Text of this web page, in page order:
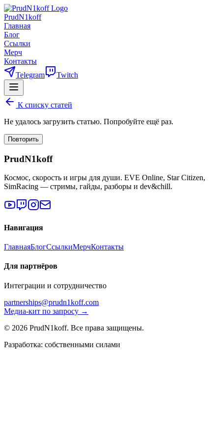
PrudN1koff
Главная
Блог
Ссылки
Мерч
Контакты
Telegram
Twitch
К списку статей
Не удалось загрузить статью. Попробуйте ещё раз.
Повторить
PrudN1koff
Космос, скорость и игры для души. EVE Online, Star Citizen,
SimRacing — стримы, гайды, разборы и dev&chill.
Навигация
ГлавнаяБлогСсылкиМерчКонтакты
Для партнёров
Интеграции и сотрудничество
partnerships@prudn1koff.com
Медиа-кит по запросу →
© 2026 PrudN1koff. Все права защищены.
Разработка: собственными силами